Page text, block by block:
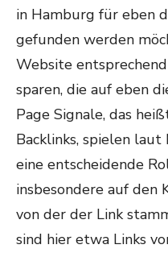
in Hamburg für eben
gefunden werden
Website
sparen, die auf eben
Page Signale, das
Backlinks, spielen
eine entscheidende
insbesondere auf den
von der der Link
sind hier etwa Links